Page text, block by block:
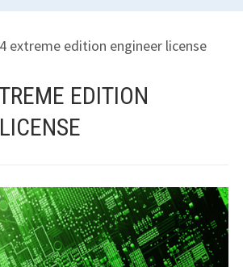
extreme edition engineer license
EDITION